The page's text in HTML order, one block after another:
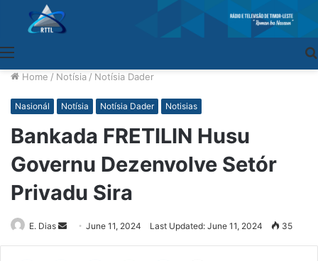
Home / Notísia / Notísia Dader
Nasionál Notísia Notísia Dader Notisias
Bankada FRETILIN Husu
Governu Dezenvolve Setór
Privadu Sira
E. Dias
Send
an
June 11, 2024 Last Updated: June 11, 2024 35